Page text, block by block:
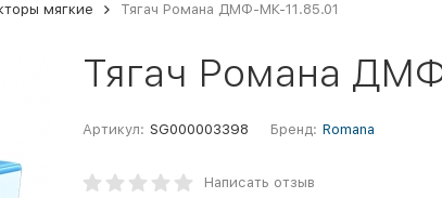
мягкие Тягач Романа ДМФ-МК-11.85.01
Тягач Романа
Артикул: SG000003398 Бренд: Romana
Написать отзыв